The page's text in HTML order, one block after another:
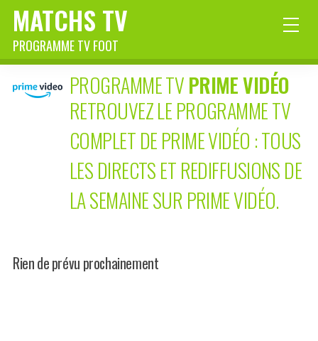
MATCHS TV
PROGRAMME TV FOOT
PROGRAMME TVPRIME VIDÉO
RETROUVEZ LE PROGRAMME TV
COMPLET DE PRIME VIDÉO : TOUS
LES DIRECTS ET REDIFFUSIONS DE
LA SEMAINE SUR PRIME VIDÉO.
Rien de prévu prochainement